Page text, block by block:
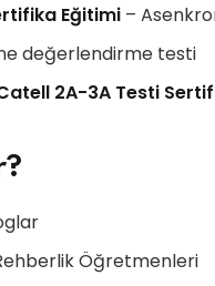
Eğitimi –
değerlendirme testi
2A-3A Testi
Öğretmenleri